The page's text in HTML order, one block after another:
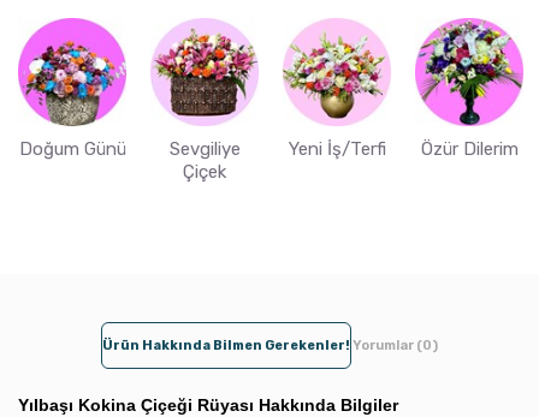
Doğum Günü
Sevgiliye
Çiçek
Yeni İş/Terfi Özür Dilerim
Ürün Hakkında Bilmen Gerekenler! Yorumlar (0)
Yılbaşı Kokina Çiçeği Rüyası Hakkında Bilgiler